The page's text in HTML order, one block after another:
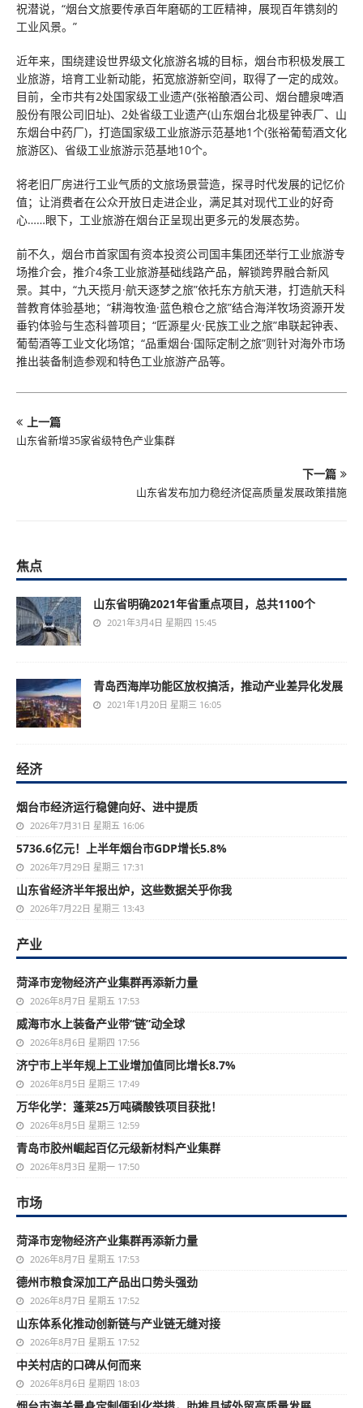
祝潜说，“烟台文旅要传承百年磨砺的工匠精神，展现百年镌刻的
工业风景。”
近年来，围绕建设世界级文化旅游名城的目标，烟台市积极发展工
业旅游，培育工业新动能，拓宽旅游新空间，取得了一定的成效。
目前，全市共有2处国家级工业遗产(张裕酿酒公司、烟台醴泉啤酒
股份有限公司旧址)、2处省级工业遗产(山东烟台北极星钟表厂、山
东烟台中药厂)，打造国家级工业旅游示范基地1个(张裕葡萄酒文化
旅游区)、省级工业旅游示范基地10个。
将老旧厂房进行工业气质的文旅场景营造，探寻时代发展的记忆价
值；让消费者在公众开放日走进企业，满足其对现代工业的好奇
心……眼下，工业旅游在烟台正呈现出更多元的发展态势。
前不久，烟台市首家国有资本投资公司国丰集团还举行工业旅游专
场推介会，推介4条工业旅游基础线路产品，解锁跨界融合新风
景。其中，“九天揽月·航天逐梦之旅”依托东方航天港，打造航天科
普教育体验基地；“耕海牧渔·蓝色粮仓之旅”结合海洋牧场资源开发
垂钓体验与生态科普项目；“匠源星火·民族工业之旅”串联起钟表、
葡萄酒等工业文化场馆；“品重烟台·国际定制之旅”则针对海外市场
推出装备制造参观和特色工业旅游产品等。
上一篇
山东省新增35家省级特色产业集群
下一篇
山东省发布加力稳经济促高质量发展政策措施
焦点
山东省明确2021年省重点项目，总共1100个
2021年3月4日 星期四 15:45
青岛西海岸功能区放权搞活，推动产业差异化发展
2021年1月20日 星期三 16:05
经济
烟台市经济运行稳健向好、进中提质
2026年7月31日 星期五 16:06
5736.6亿元！上半年烟台市GDP增长5.8%
2026年7月29日 星期三 17:31
山东省经济半年报出炉，这些数据关乎你我
2026年7月22日 星期三 13:43
产业
菏泽市宠物经济产业集群再添新力量
2026年8月7日 星期五 17:53
威海市水上装备产业带“链”动全球
2026年8月6日 星期四 17:56
济宁市上半年规上工业增加值同比增长8.7%
2026年8月5日 星期三 17:49
万华化学：蓬莱25万吨磷酸铁项目获批！
2026年8月5日 星期三 12:59
青岛市胶州崛起百亿元级新材料产业集群
2026年8月3日 星期一 17:50
市场
菏泽市宠物经济产业集群再添新力量
2026年8月7日 星期五 17:53
德州市粮食深加工产品出口势头强劲
2026年8月7日 星期五 17:52
山东体系化推动创新链与产业链无缝对接
2026年8月7日 星期五 17:52
中关村店的口碑从何而来
2026年8月6日 星期四 18:03